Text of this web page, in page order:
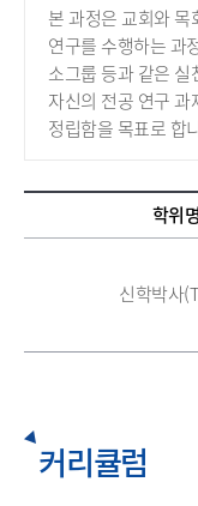
본 과정은 교회와
연구를 수행하는 과
소그룹 등과 같은
자신의 전공 연구
정립함을 목표로 합
학위명
신학박사
커리큘럼